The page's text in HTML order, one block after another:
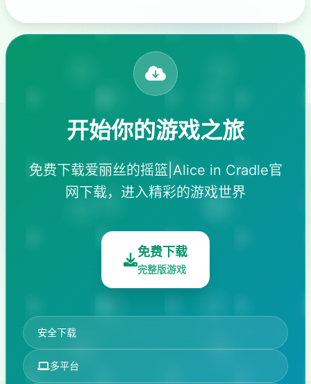
开始你的游戏之旅
免费下载爱丽丝的摇篮|Alice in Cradle官
网下载，进入精彩的游戏世界
免费下载
完整版游戏
安全下载
多平台